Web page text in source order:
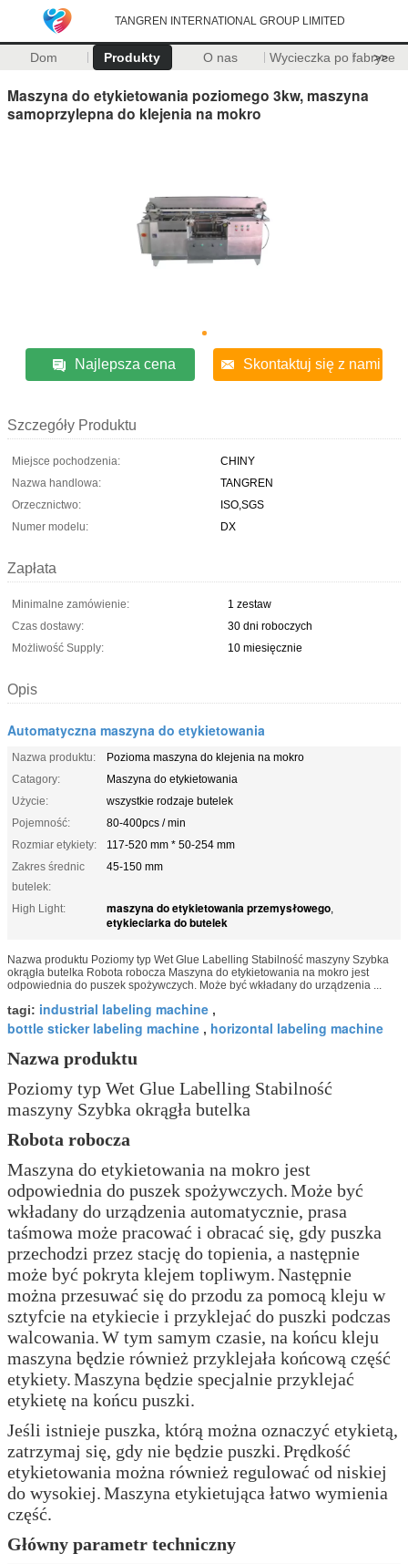
TANGREN INTERNATIONAL GROUP LIMITED
Dom Produkty O nas Wycieczka po fabryce
>>
Maszyna do etykietowania poziomego 3kw, maszyna
samoprzylepna do klejenia na mokro
Najlepsza cena Skontaktuj się z nami
Szczegóły Produktu
Miejsce pochodzenia:
CHINY
Nazwa handlowa:
TANGREN
Orzecznictwo:
ISO,SGS
Numer modelu:
DX
Zapłata
Minimalne zamówienie:
1 zestaw
Czas dostawy:
30 dni roboczych
Możliwość Supply:
10 miesięcznie
Opis
Automatyczna maszyna do etykietowania
Nazwa produktu:
Pozioma maszyna do klejenia na mokro
Catagory:
Maszyna do etykietowania
Użycie:
wszystkie rodzaje butelek
Pojemność:
80-400pcs / min
Rozmiar etykiety:
117-520 mm * 50-254 mm
Zakres średnic
butelek:
45-150 mm
High Light: maszyna do etykietowania przemysłowego,
etykieciarka do butelek
Nazwa produktu Poziomy typ Wet Glue Labelling Stabilność maszyny Szybka
okrągła butelka Robota robocza Maszyna do etykietowania na mokro jest
odpowiednia do puszek spożywczych. Może być wkładany do urządzenia ...
tagi: industrial labeling machine ,
bottle sticker labeling machine , horizontal labeling machine
Nazwa produktu
Poziomy typ Wet Glue Labelling Stabilność
maszyny Szybka okrągła butelka
Robota robocza
Maszyna do etykietowania na mokro jest
odpowiednia do puszek spożywczych.Może być
wkładany do urządzenia automatycznie, prasa
taśmowa może pracować i obracać się, gdy puszka
przechodzi przez stację do topienia, a następnie
może być pokryta klejem topliwym.Następnie
można przesuwać się do przodu za pomocą kleju w
sztyfcie na etykiecie i przyklejać do puszki podczas
walcowania.W tym samym czasie, na końcu kleju
maszyna będzie również przyklejała końcową część
etykiety.Maszyna będzie specjalnie przyklejać
etykietę na końcu puszki.
Jeśli istnieje puszka, którą można oznaczyć etykietą,
zatrzymaj się, gdy nie będzie puszki.Prędkość
etykietowania można również regulować od niskiej
do wysokiej.Maszyna etykietująca łatwo wymienia
część.
Główny parametr techniczny